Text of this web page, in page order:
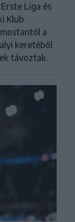
Liga és
Klub
a
keretéből
távoztak.